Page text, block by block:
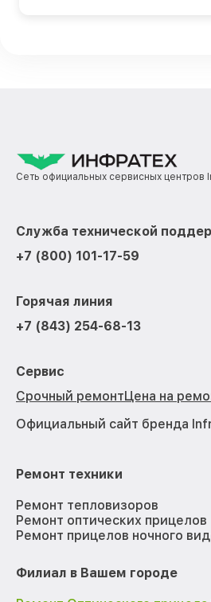
Сеть официальных сервисных центров
Служба технической
+7 (800) 101-17-59
Горячая линия
+7 (843) 254-68-13
Сервис
Срочный ремонтЦена на
Официальный сайт бренда
Ремонт техники
Ремонт тепловизоров
Ремонт оптических прицелов
Ремонт прицелов ночного
Филиал в Вашем городе